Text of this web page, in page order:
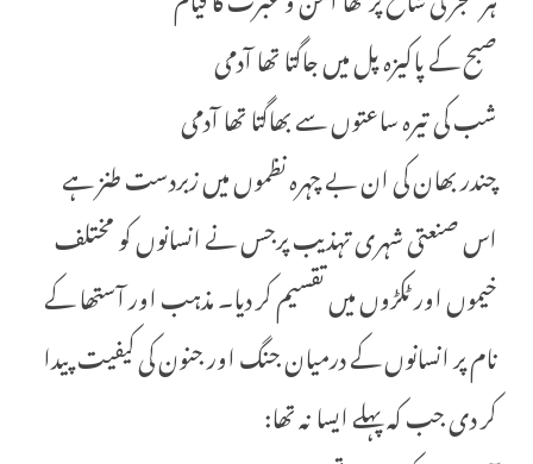
صبح کے پاکیزہ پل میں جاگتا تھا آدمی
شب کی تیرہ ساعتوں سے بھاگتا تھا آدمی
چندر بھان کی ان بے چہرہ نظموں میں زبردست طنز ہے
اس صنعتی شہری تہذیب پرجس نے انسانوں کو مختلف
خیموں اور ٹکڑوں میں تقسیم کر دیا۔ مذہب اور آستھا کے
نام پر انسانوں کے درمیان جنگ اور جنون کی کیفیت پیدا
کر دی جب کہ پہلے ایسا نہ تھا: